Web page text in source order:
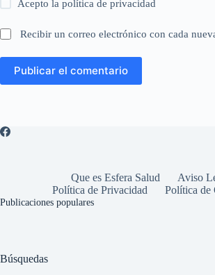
Acepto lapolítica de privacidad
Recibir un correo electrónico con cada
Publicar el comentario
Que es Esfera Salud
Aviso
Política de Privacidad
Política de
Publicaciones populares
Búsquedas